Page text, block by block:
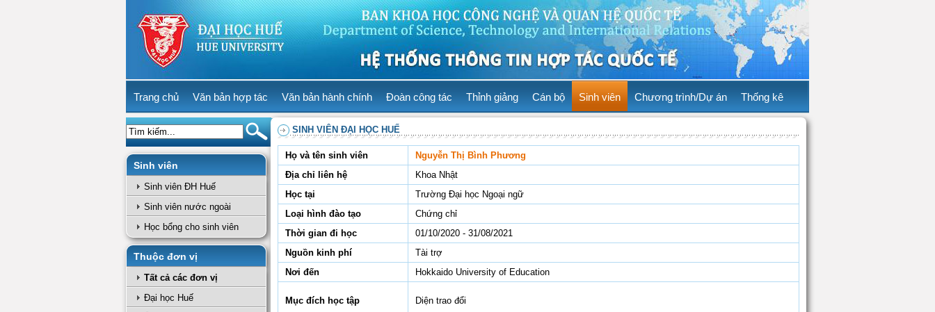
Trang chủ Văn bản hợp tác Văn bản hành chính Đoàn công tác Thỉnh giảng Cán bộ Sinh viên Chương trình/Dự án Thống kê
Sinh viên
Sinh viên ĐH Huế
Sinh viên nước ngoài
Học bổng cho sinh viên
Thuộc đơn vị
Tất cả các đơn vị
Đại học Huế
SINH VIÊN ĐẠI HỌC HUẾ
Họ và tên sinh viên
Nguyễn Thị Bình Phương
Địa chỉ liên hệ
Khoa Nhật
Học tại
Trường Đại học Ngoại ngữ
Loại hình đào tạo
Chứng chỉ
Thời gian đi học
01/10/2020 - 31/08/2021
Nguồn kinh phí
Tài trợ
Nơi đến
Hokkaido University of Education
Mục đích học tập Diện trao đổi